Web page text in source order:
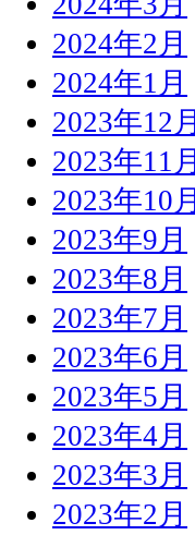
2024年2月
2024年1月
2023年12月
2023年11月
2023年10月
2023年9月
2023年8月
2023年7月
2023年6月
2023年5月
2023年4月
2023年3月
2023年2月